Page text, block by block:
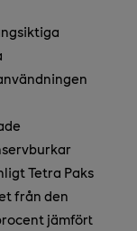
Tetra Paks
från den
jämfört